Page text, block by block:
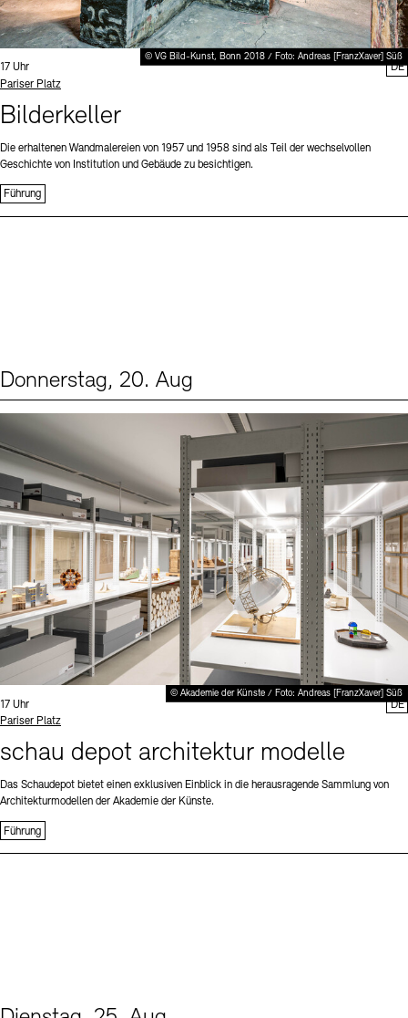
© VG Bild-Kunst, Bonn 2018 / Foto: Andreas [FranzXaver] Süß
Uhrzeit:
17 Uhr
Standort
Pariser Platz
Bilderkeller
Die erhaltenen Wandmalereien von 1957 und 1958 sind als Teil der wechselvollen
Geschichte von Institution und Gebäude zu besichtigen.
Führung
DE
Donnerstag, 20. Aug
© Akademie der Künste / Foto: Andreas [FranzXaver] Süß
Uhrzeit:
17 Uhr
Standort
Pariser Platz
schau depot architektur modelle
Das Schaudepot bietet einen exklusiven Einblick in die herausragende Sammlung von
Architekturmodellen der Akademie der Künste.
Führung
DE